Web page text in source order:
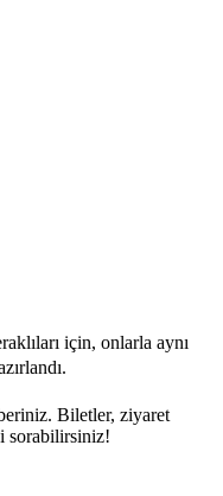
için, onlarla aynı
Biletler, ziyaret
sorabilirsiniz!